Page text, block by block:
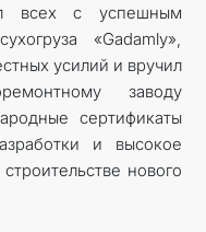
всех с успешным
«Gadamly»,
усилий и вручил
заводу
сертификаты
и высокое
нового